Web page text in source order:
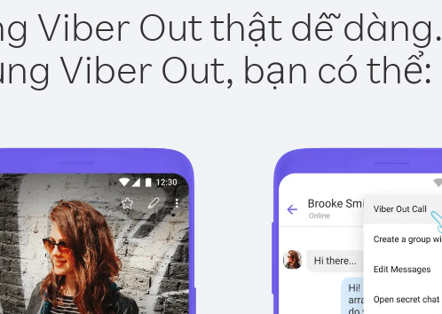
Viber Out thật dễ dàng.
Viber Out, bạn có thể: